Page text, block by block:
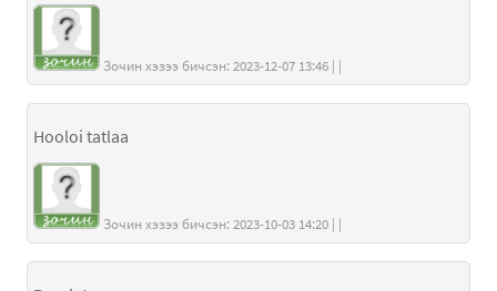
Зочин хэзээ бичсэн: 2023-12-07 13:46 | |
Hooloi tatlaa
Зочин хэзээ бичсэн: 2023-10-03 14:20 | |